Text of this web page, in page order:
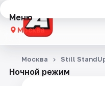
Меню
Москва
Концерты
Ночной режим
Москва Still